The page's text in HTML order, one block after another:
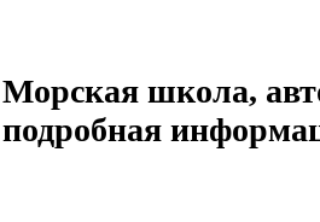
Морская школа,
подробная